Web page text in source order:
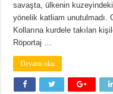
savaşta, ülkenin
yönelik katliam unutulmadı.
Kollarına kurdele takılan
Röportaj …
Devamı oku